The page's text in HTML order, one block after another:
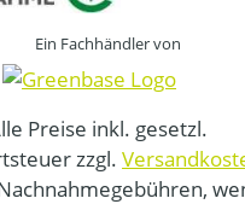
Ein Fachhändler von
Preise inkl. gesetzl.
zzgl.